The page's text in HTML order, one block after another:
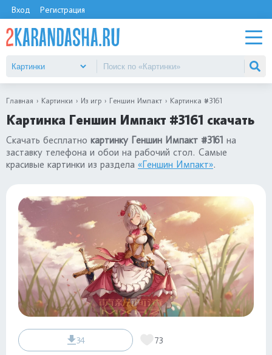
Вход Регистрация
Главная Картинки Из игр Геншин Импакт Картинка #3161
Картинка Геншин Импакт #3161 скачать
Скачать бесплатно картинку Геншин Импакт #3161 на
заставку телефона и обои на рабочий стол. Самые
красивые картинки из раздела «Геншин Импакт».
34 73